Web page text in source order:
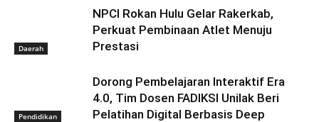
Daerah
NPCI Rokan Hulu Gelar Rakerkab,
Perkuat Pembinaan Atlet Menuju
Prestasi
Pendidikan
Dorong Pembelajaran Interaktif Era
4.0, Tim Dosen FADIKSI Unilak Beri
Pelatihan Digital Berbasis Deep